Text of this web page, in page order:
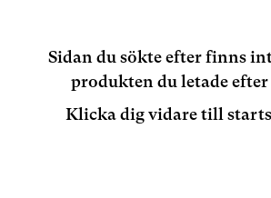
Sidan du sökte efter finns
produkten du letade
Klicka dig vidare till